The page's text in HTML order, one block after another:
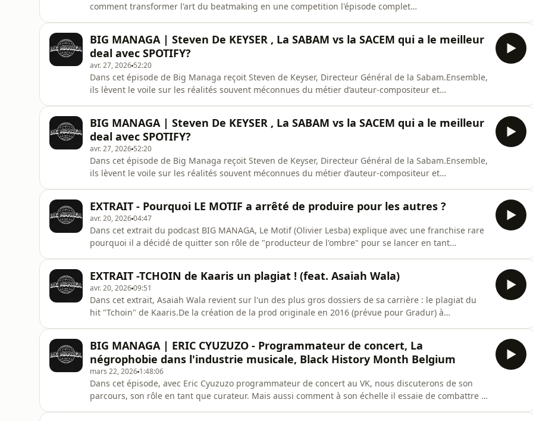
comment transformer l'art du beatmaking en une competition l'épisode complet
https://www.tiktok.com/@bigmanaga.podcast
BIG MANAGA | Steven De KEYSER , La SABAM vs la SACEM qui a le meilleur
deal avec SPOTIFY?
avr. 27, 2026 52:20
Dans cet épisode de Big Managa reçoit Steven de Keyser, Directeur Général de la Sabam.Ensemble,
ils lèvent le voile sur les réalités souvent méconnues du métier d’auteur-compositeur et
d’auteur ? Co
BIG MANAGA | Steven De KEYSER , La SABAM vs la SACEM qui a le meilleur
deal avec SPOTIFY?
avr. 27, 2026 52:20
Dans cet épisode de Big Managa reçoit Steven de Keyser, Directeur Général de la Sabam.Ensemble,
ils lèvent le voile sur les réalités souvent méconnues du métier d’auteur-compositeur et
d’auteur ? Co
EXTRAIT - Pourquoi LE MOTIF a arrêté de produire pour les autres ?
avr. 20, 202604:47
Dans cet extrait du podcast BIG MANAGA, Le Motif (Olivier Lesba) explique avec une franchise rare
pourquoi il a décidé de quitter son rôle de "producteur de l'ombre" pour se lancer en tant
le monde q
EXTRAIT -TCHOIN de Kaaris un plagiat ! (feat. Asaiah Wala)
avr. 20, 202609:51
Dans cet extrait, Asaiah Wala revient sur l'un des plus gros dossiers de sa carrière : le plagiat du
hit "Tchoin" de Kaaris.De la création de la prod originale en 2016 (prévue pour Gradur) à
l'industrie et les ré
BIG MANAGA | ERIC CYUZUZO - Programmateur de concert, La
négrophobie dans l'industrie musicale, Black History Month Belgium
mars 22, 2026 1:48:06
Dans cet épisode, avec Eric Cyuzuzo programmateur de concert au VK, nous discuterons de son
parcours, son rôle en tant que curateur. Mais aussi comment à son échelle il essaie de combattre la